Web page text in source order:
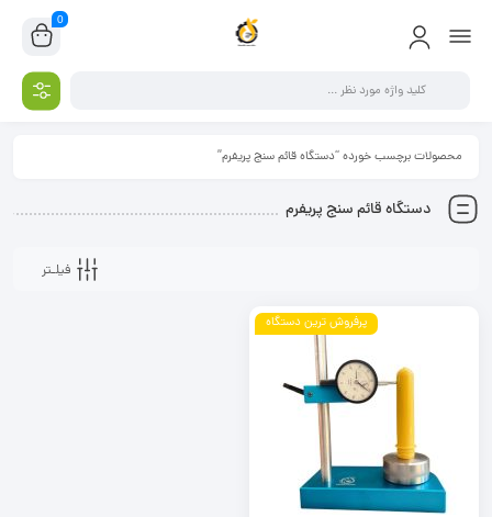
0
محصولات برچسب خورده “دستگاه قائم سنج پریفرم”
دستگاه قائم سنج پریفرم
فیلـتر
پرفروش ترین دستگاه